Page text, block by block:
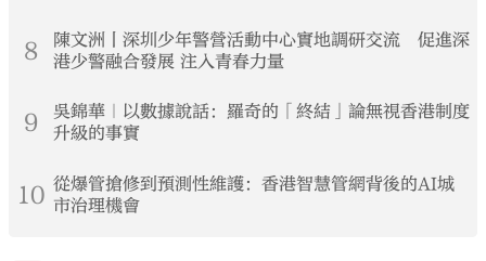
8
陳文洲丨深圳少年警營活動中心實地調研交流 促進深
港少警融合發展 注入青春力量
9
吳錦華｜以數據說話：羅奇的「終結」論無視香港制度
升級的事實
10 從爆管搶修到預測性維護：香港智慧管網背後的AI城
市治理機會